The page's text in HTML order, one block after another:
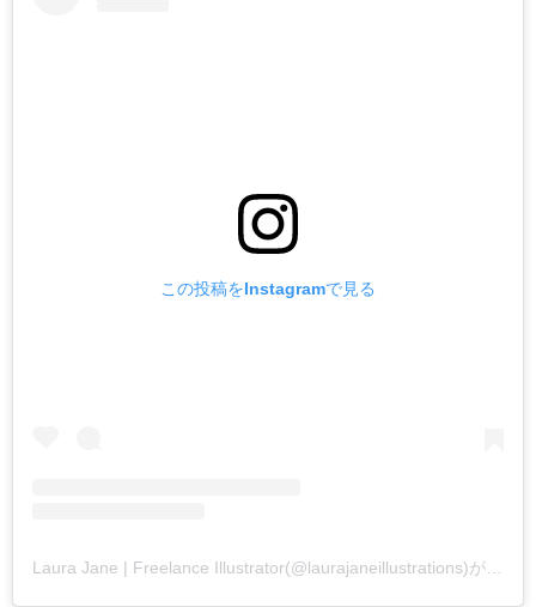
この投稿をInstagramで見る
Laura Jane | Freelance Illustrator(@laurajaneillustrations)がシェアした投稿